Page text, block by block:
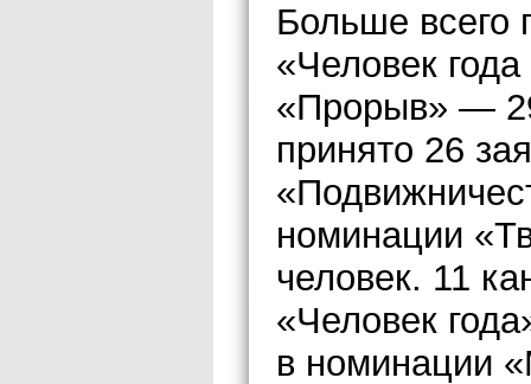
Больше всего
«Человек
«Прорыв» —
принято 26
номинации
человек. 11
«Человек
в номинации